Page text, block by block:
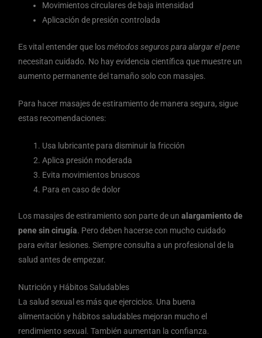
Movimientos circulares de baja intensidad
Aplicación de presión controlada
Es vital entender que losmétodos seguros para alargar el pene
necesitan cuidado. No hay evidencia científica que muestre un
aumento permanente del tamaño solo con masajes.
Para hacer masajes de estiramiento de manera segura, sigue
estas recomendaciones:
Usa lubricante para disminuir la fricción
Aplica presión moderada
Evita movimientos bruscos
Para en caso de dolor
Los masajes de estiramiento son parte de unalargamiento de
pene sin cirugía. Pero deben hacerse con mucho cuidado
para evitar lesiones. Siempre consulta a un profesional de la
salud antes de empezar.
Nutrición y Hábitos Saludables
La salud sexual es más que ejercicios. Una buena
alimentación y hábitos saludables mejoran mucho el
rendimiento sexual. También aumentan la confianza.